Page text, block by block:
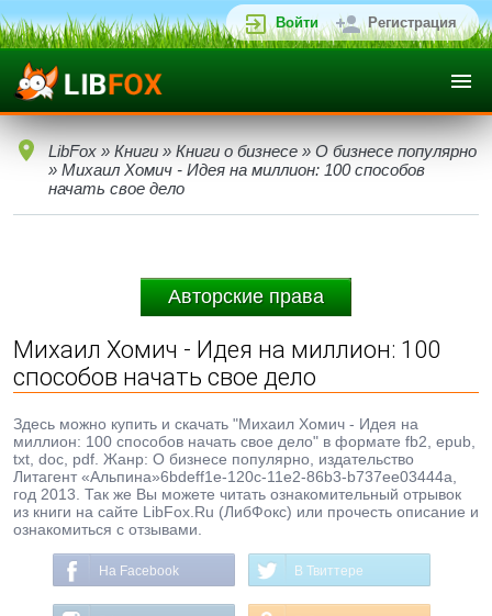
Войти Регистрация
LibFox » Книги » Книги о бизнесе » О бизнесе популярно
» Михаил Хомич - Идея на миллион: 100 способов
начать свое дело
Авторские права
Михаил Хомич - Идея на миллион: 100
способов начать свое дело
Здесь можно купить и скачать "Михаил Хомич - Идея на
миллион: 100 способов начать свое дело" в формате fb2, epub,
txt, doc, pdf. Жанр: О бизнесе популярно, издательство
Литагент «Альпина»6bdeff1e-120c-11e2-86b3-b737ee03444a,
год 2013. Так же Вы можете читать ознакомительный отрывок
из книги на сайте LibFox.Ru (ЛибФокс) или прочесть описание и
ознакомиться с отзывами.
На Facebook В Твиттере